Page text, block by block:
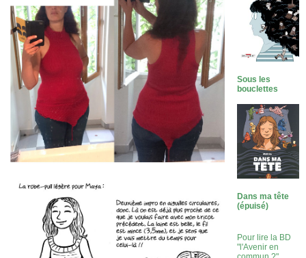
Sous les
bouclettes
Dans ma tête
(épuisé)
Pour lire la BD
"l'Avenir en